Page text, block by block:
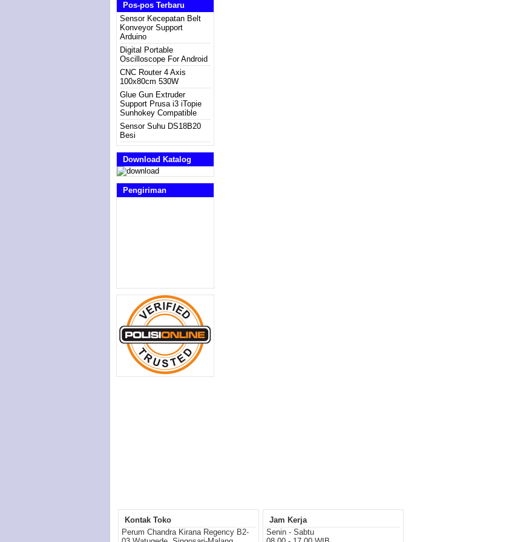
Pos-pos Terbaru
Sensor Kecepatan Belt
Konveyor Support
Arduino
Digital Portable
Oscilloscope For Android
CNC Router 4 Axis
100x80cm 530W
Glue Gun Extruder
Support Prusa i3 iTopie
Sunhokey Compatible
Sensor Suhu DS18B20
Besi
Download Katalog
Pengiriman
Kontak Toko
Perum Chandra Kirana Regency B2-
Jam Kerja
Senin - Sabtu